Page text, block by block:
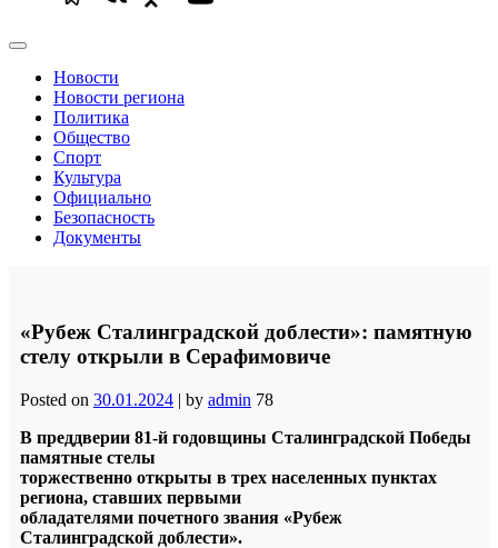
Новости
Новости региона
Политика
Общество
Спорт
Культура
Официально
Безопасность
Документы
«Рубеж Сталинградской доблести»: памятную
стелу открыли в Серафимовиче
Posted on 30.01.2024 | by admin 78
В преддверии 81-й годовщины Сталинградской Победы
памятные стелы
торжественно открыты в трех населенных пунктах
региона, ставших первыми
обладателями почетного звания «Рубеж
Сталинградской доблести».